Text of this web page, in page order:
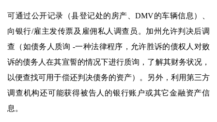
可通过公开记录（县登记处的房产、DMV的车辆信息）、
向银行/雇主发传票及雇佣私人调查员。加州允许判决后调
查（如债务人质询 -一种法律程序，允许胜诉的债权人对败
诉的债务人在其宣誓的情况下进行质询，了解其财务状况，
以便查找可用于偿还判决债务的资产）。另外，利用第三方
调查机构还可能获得被告人的银行账户或其它金融资产信
息。